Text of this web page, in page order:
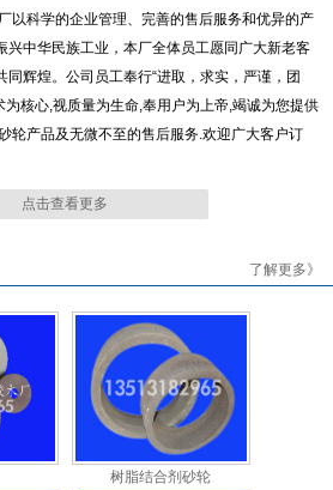
以科学的企业管理、完善的售后服务和优异的产
兴中华民族工业，本厂全体员工愿同广大新老客
同辉煌。公司员工奉行“进取，求实，严谨，团
为核心,视质量为生命,奉用户为上帝,竭诚为您提供
轮产品及无微不至的售后服务.欢迎广大客户订
点击查看更多
了解更多》
橡胶导轮
树脂结合剂砂轮